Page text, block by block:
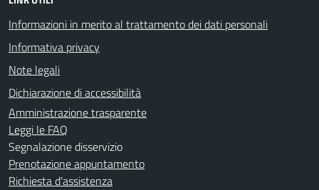
Informazioni in merito al trattamento dei dati personali
Informativa privacy
Note legali
Dichiarazione di accessibilità
Amministrazione trasparente
Leggi le FAQ
Segnalazione disservizio
Prenotazione appuntamento
Richiesta d'assistenza